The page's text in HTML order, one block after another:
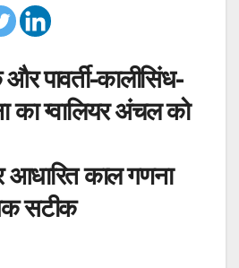
पावर्ती-कालीसिंध-
का ग्वालियर अंचल को
आधारित काल गणना
सटीक